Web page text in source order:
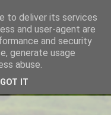
to deliver its services
and user-agent are
and security
generate usage
abuse.
GOT IT